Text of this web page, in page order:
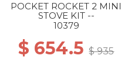
POCKET ROCKET 2 MINI
STOVE KIT --
10379
$ 654.5$ 935